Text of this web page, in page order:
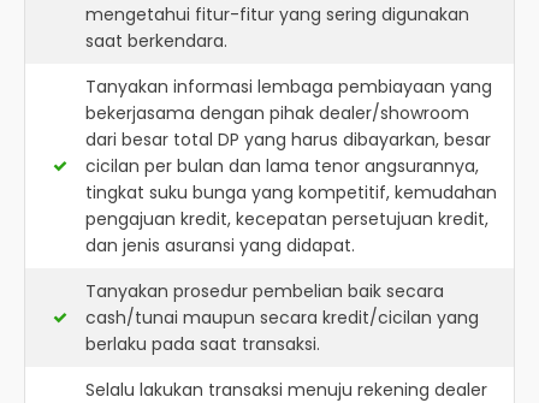
mengetahui fitur-fitur yang sering digunakan
saat berkendara.
Tanyakan informasi lembaga pembiayaan yang
bekerjasama dengan pihak dealer/showroom
dari besar total DP yang harus dibayarkan, besar
cicilan per bulan dan lama tenor angsurannya,
tingkat suku bunga yang kompetitif, kemudahan
pengajuan kredit, kecepatan persetujuan kredit,
dan jenis asuransi yang didapat.
Tanyakan prosedur pembelian baik secara
cash/tunai maupun secara kredit/cicilan yang
berlaku pada saat transaksi.
Selalu lakukan transaksi menuju rekening dealer